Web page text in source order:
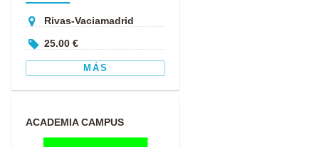
Rivas-Vaciamadrid
25.00 €
MÁS
ACADEMIA CAMPUS